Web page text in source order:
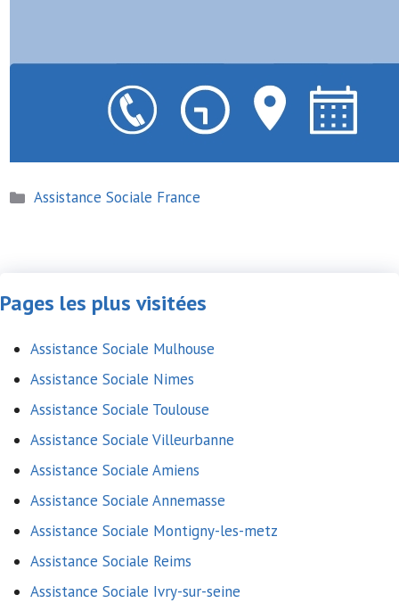
Catégories
Assistance Sociale France
Pages les plus visitées
Assistance Sociale Mulhouse
Assistance Sociale Nimes
Assistance Sociale Toulouse
Assistance Sociale Villeurbanne
Assistance Sociale Amiens
Assistance Sociale Annemasse
Assistance Sociale Montigny-les-metz
Assistance Sociale Reims
Assistance Sociale Ivry-sur-seine